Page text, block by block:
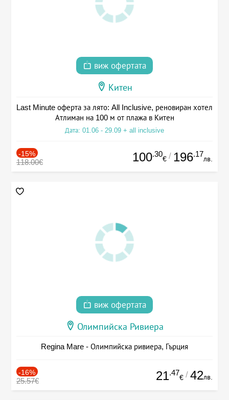
виж офертата
Китен
Last Minute оферта за лято: All Inclusive, реновиран хотел
Атлиман на 100 м от плажа в Китен
Дата: 01.06 - 29.09 + all inclusive
-15%
118.00€ 100.30
€ / 196.17
лв.
виж офертата
Олимпийска Ривиера
Regina Mare - Олимпийска ривиера, Гърция
-16%
25.57€ 21.47
€ / 42лв.